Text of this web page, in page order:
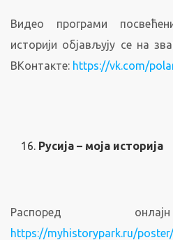
Видео програми
историји објављују се на
ВКонтакте: https://vk.com/
Русија – моја историја
Распоред
https://myhistorypark.ru/